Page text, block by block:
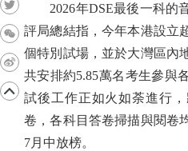
2026年DSE最後一科的
評局總結指，今年本港設立
個特別試場，並於大灣區內
共安排約5.85萬名考生參與
試後工作正如火如荼進行
卷，各科目答卷掃描與閱卷
7月中放榜。